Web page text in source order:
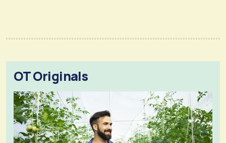
OT Originals